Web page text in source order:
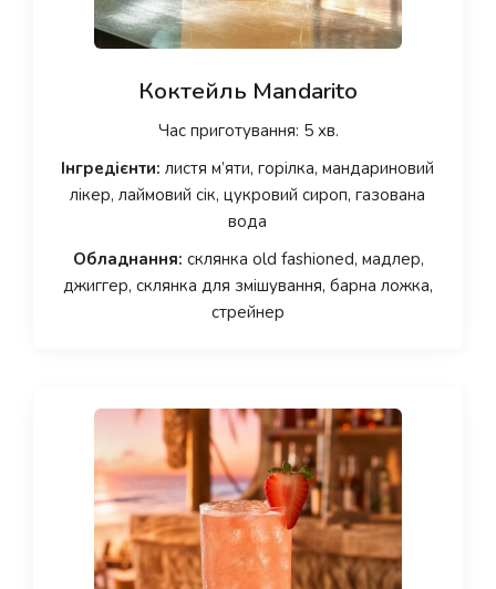
Коктейль Mandarito
Час приготування: 5 хв.
Інгредієнти: листя м’яти, горілка, мандариновий
лікер, лаймовий сік, цукровий сироп, газована
вода
Обладнання: склянка old fashioned, мадлер,
джиггер, склянка для змішування, барна ложка,
стрейнер